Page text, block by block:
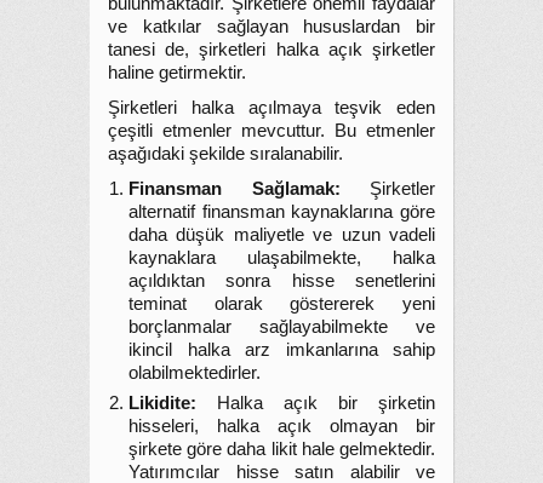
ve katkılar sağlayan hususlardan bir
tanesi de, şirketleri halka açık şirketler
haline getirmektir.
Şirketleri halka açılmaya teşvik eden
çeşitli etmenler mevcuttur. Bu etmenler
aşağıdaki şekilde sıralanabilir.
Finansman Sağlamak: Şirketler
alternatif finansman kaynaklarına göre
daha düşük maliyetle ve uzun vadeli
kaynaklara ulaşabilmekte, halka
açıldıktan sonra hisse senetlerini
teminat olarak göstererek yeni
borçlanmalar sağlayabilmekte ve
ikincil halka arz imkanlarına sahip
olabilmektedirler.
Likidite: Halka açık bir şirketin
hisseleri, halka açık olmayan bir
şirkete göre daha likit hale gelmektedir.
Yatırımcılar hisse satın alabilir ve